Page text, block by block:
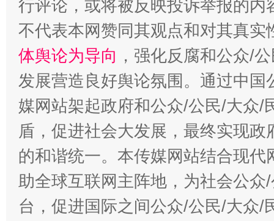
“蜀中异人”王建安的艺术幻境
行评论，或将被反映投诉举报的
不代表本网赞同其观点和对其真实
体舆论为导向 ，强化反腐和公众/
发展营造良好舆论氛围。通过中
媒网站架起政府和公众/公民/大众/
盾，促进社会大发展，最终实现
的和谐统一。本传媒网站结合现
助全球互联网主阵地，为社会公
台，促进国际之间公众/公民/大众/